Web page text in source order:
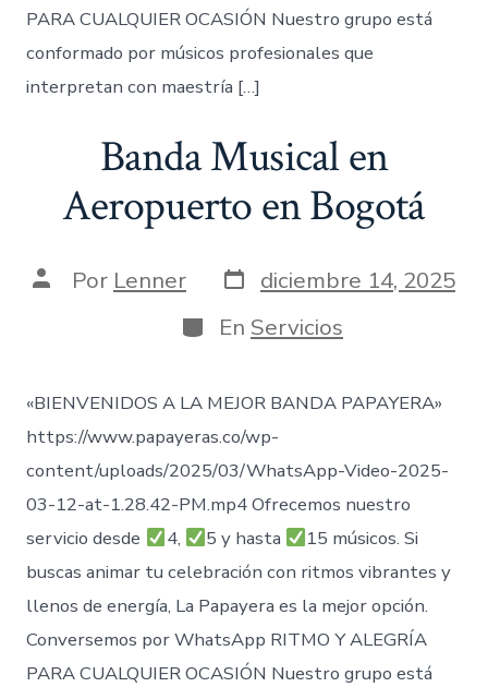
PARA CUALQUIER OCASIÓN Nuestro grupo está
conformado por músicos profesionales que
interpretan con maestría […]
Banda Musical en
Aeropuerto en Bogotá
AutorPor Lenner Fecha
de
publicación
diciembre 14, 2025
Categorías
En Servicios
«BIENVENIDOS A LA MEJOR BANDA PAPAYERA»
https://www.papayeras.co/wp-
content/uploads/2025/03/WhatsApp-Video-2025-
03-12-at-1.28.42-PM.mp4 Ofrecemos nuestro
servicio desde
4, 5 y hasta
15 músicos. Si
buscas animar tu celebración con ritmos vibrantes y
llenos de energía, La Papayera es la mejor opción.
Conversemos por WhatsApp RITMO Y ALEGRÍA
PARA CUALQUIER OCASIÓN Nuestro grupo está